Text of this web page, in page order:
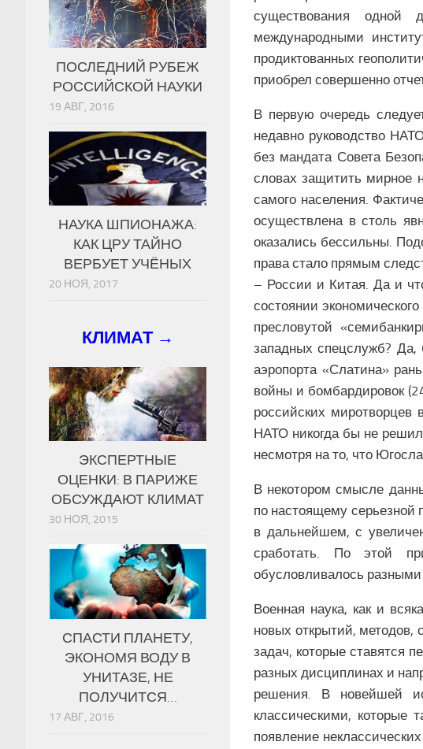
существования одной
международными
продиктованных
приобрел совершенно
В первую очередь
недавно руководство
без мандата Совета
словах защитить мирное
самого населения.
осуществлена в столь
оказались бессильны.
права стало прямым
– России и Китая. Да и
состоянии
пресловутой
западных спецслужб? Да,
аэропорта «Слатина»
войны и бомбардировок
российских миротворцев
НАТО никогда бы не
несмотря на то, что
В некотором смысле
по настоящему серьезной
в дальнейшем, с
сработать. По этой
обусловливалось
Военная наука, как и
новых открытий,
задач, которые ставятся
разных дисциплинах и
решения. В новейшей
классическими, которые
появление
ПОСЛЕДНИЙ РУБЕЖ
РОССИЙСКОЙ НАУКИ
19 АВГ, 2016
НАУКА ШПИОНАЖА:
КАК ЦРУ ТАЙНО
ВЕРБУЕТ УЧЁНЫХ
20 НОЯ, 2017
КЛИМАТ →
ЭКСПЕРТНЫЕ
ОЦЕНКИ: В ПАРИЖЕ
ОБСУЖДАЮТ КЛИМАТ
30 НОЯ, 2015
СПАСТИ ПЛАНЕТУ,
ЭКОНОМЯ ВОДУ В
УНИТАЗЕ, НЕ
ПОЛУЧИТСЯ…
17 АВГ, 2016